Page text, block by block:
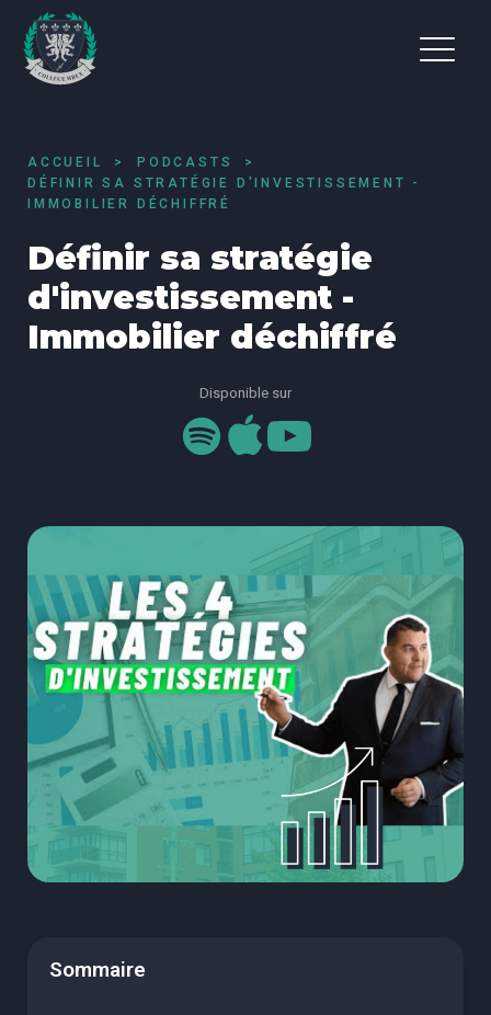
ACCUEIL
PODCASTS
DÉFINIR SA STRATÉGIE D'INVESTISSEMENT -
IMMOBILIER DÉCHIFFRÉ
Définir sa stratégie
d'investissement -
Immobilier déchiffré
Disponible sur
Sommaire